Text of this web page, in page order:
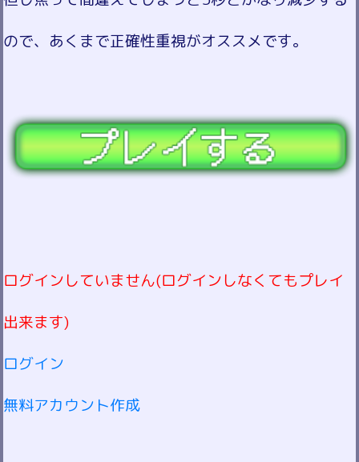
ので、あくまで正確性重視がオススメです。
ログインしていません(ログインしなくてもプレイ
出来ます)
ログイン
無料アカウント作成